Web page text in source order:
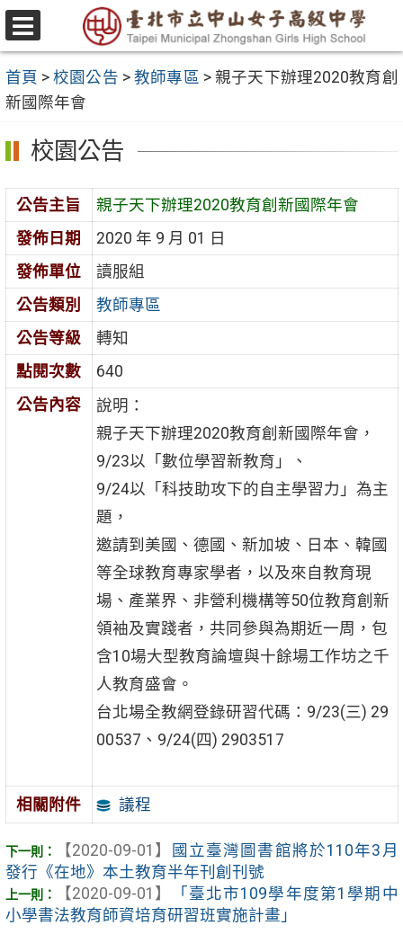
跳
至
要
內
容
區
選
單
首頁 >校園公告 >教師專區 >親子天下辦理2020教育創
新國際年會
校園公告
公告主旨
親子天下辦理2020教育創新國際年會
發佈日期
2020 年 9 月 01 日
發佈單位
讀服組
公告類別
教師專區
公告等級
轉知
點閱次數
640
公告內容
說明：
親子天下辦理2020教育創新國際年會，
9/23以「數位學習新教育」、
9/24以「科技助攻下的自主學習力」為主
題，
邀請到美國、德國、新加坡、日本、韓國
等全球教育專家學者，以及來自教育現
場、產業界、非營利機構等50位教育創新
領袖及實踐者，共同參與為期近一周，包
含10場大型教育論壇與十餘場工作坊之千
人教育盛會。
台北場全教網登錄研習代碼：9/23(三) 29
00537、9/24(四) 2903517
相關附件 議程
【2020-09-01】
國立臺灣圖書館將於110年3月
發行《在地》本土教育半年刊創刊號
【2020-09-01】
「臺北市109學年度第1學期中
小學書法教育師資培育研習班實施計畫」